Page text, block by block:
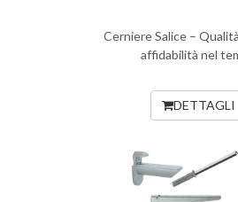
Cerniere Salice –
affidabilità nel
DETTAGLI